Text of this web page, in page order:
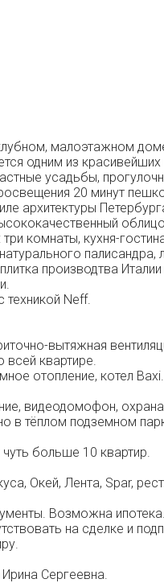
малоэтажном
одним из
усадьбы,
20 минут
архитектуры
комнаты, кухня-
производтва
техникой Neff.
вытяжная
квартире.
отопление, котел Baxi.
видеодомофон,
тёплом подземном
больше 10 квартир.
Окей, Лента, Spar,
Возможна ипотека.
на сделке и
Сергеевна.